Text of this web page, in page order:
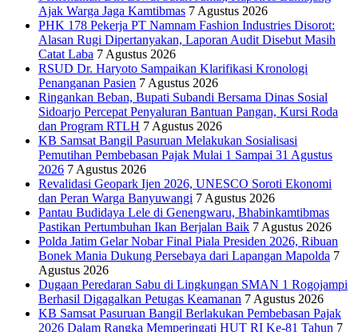
Ajak Warga Jaga Kamtibmas 7 Agustus 2026
PHK 178 Pekerja PT Namnam Fashion Industries Disorot:
Alasan Rugi Dipertanyakan, Laporan Audit Disebut Masih
Catat Laba 7 Agustus 2026
RSUD Dr. Haryoto Sampaikan Klarifikasi Kronologi
Penanganan Pasien 7 Agustus 2026
Ringankan Beban, Bupati Subandi Bersama Dinas Sosial
Sidoarjo Percepat Penyaluran Bantuan Pangan, Kursi Roda
dan Program RTLH 7 Agustus 2026
KB Samsat Bangil Pasuruan Melakukan Sosialisasi
Pemutihan Pembebasan Pajak Mulai 1 Sampai 31 Agustus
2026 7 Agustus 2026
Revalidasi Geopark Ijen 2026, UNESCO Soroti Ekonomi
dan Peran Warga Banyuwangi 7 Agustus 2026
Pantau Budidaya Lele di Genengwaru, Bhabinkamtibmas
Pastikan Pertumbuhan Ikan Berjalan Baik 7 Agustus 2026
Polda Jatim Gelar Nobar Final Piala Presiden 2026, Ribuan
Bonek Mania Dukung Persebaya dari Lapangan Mapolda 7
Agustus 2026
Dugaan Peredaran Sabu di Lingkungan SMAN 1 Rogojampi
Berhasil Digagalkan Petugas Keamanan 7 Agustus 2026
KB Samsat Pasuruan Bangil Berlakukan Pembebasan Pajak
2026 Dalam Rangka Memperingati HUT RI Ke-81 Tahun 7